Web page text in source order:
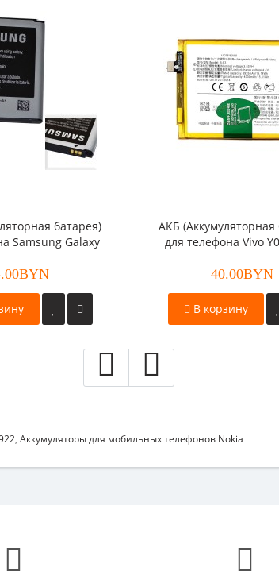
батарея)
Samsung Galaxy
АКБ (Аккумуляторная
для телефона Vivo
40.00BYN
В корзину
, Аккумуляторы для мобильных телефонов Nokia